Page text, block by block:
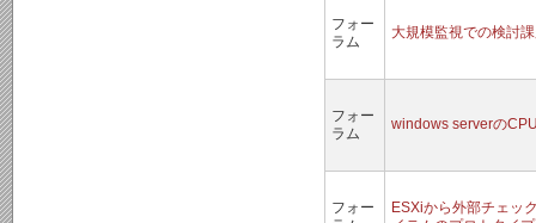
フォー
ラム
大規模監視での検討
フォー
ラム
windows serverの
フォー
ESXiから外部チェッ